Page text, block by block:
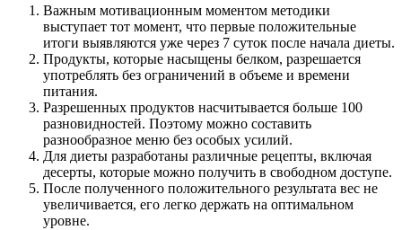
Важным мотивационным моментом методики
выступает тот момент, что первые положительные
итоги выявляются уже через 7 суток после начала диеты.
Продукты, которые насыщены белком, разрешается
употреблять без ограничений в объеме и времени
питания.
Разрешенных продуктов насчитывается больше 100
разновидностей. Поэтому можно составить
разнообразное меню без особых усилий.
Для диеты разработаны различные рецепты, включая
десерты, которые можно получить в свободном доступе.
После полученного положительного результата вес не
увеличивается, его легко держать на оптимальном
уровне.